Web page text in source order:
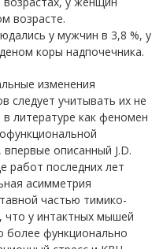
возрасте.
у мужчин в 3,8 %, у
коры надпочечника.
изменения
следует учитывать их не
литературе как феномен
описанный J.D.
работ последних лет
асимметрия
частью тимико-
что у интактных мышей
более функционально